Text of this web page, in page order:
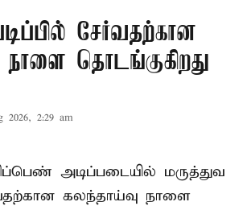
சேர்வதற்கான
நாளை தொடங்குகிறது
2026, 2:29 am
அடிப்படையில் மருத்துவ
கலந்தாய்வு நாளை